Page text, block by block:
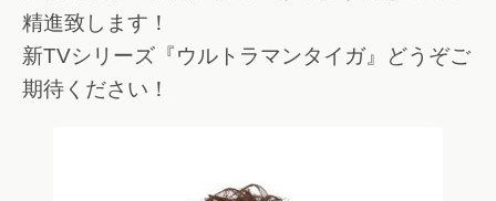
精進致します！
新TVシリーズ『ウルトラマンタイガ』どうぞご
期待ください！